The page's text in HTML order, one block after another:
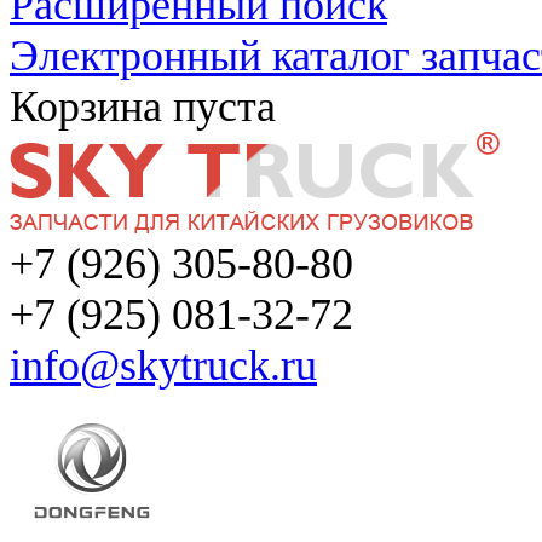
Электронный каталог
Корзина пуста
+7 (926) 305-80-80
+7 (925) 081-32-72
info@skytruck.ru